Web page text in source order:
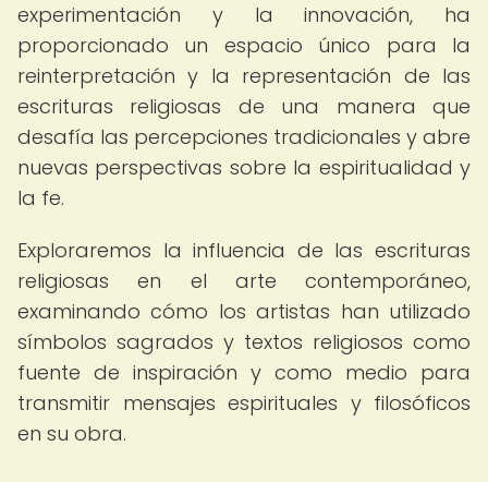
experimentación y la innovación, ha
proporcionado un espacio único para la
reinterpretación y la representación de las
escrituras religiosas de una manera que
desafía las percepciones tradicionales y abre
nuevas perspectivas sobre la espiritualidad y
la fe.
Exploraremos la influencia de las escrituras
religiosas en el arte contemporáneo,
examinando cómo los artistas han utilizado
símbolos sagrados y textos religiosos como
fuente de inspiración y como medio para
transmitir mensajes espirituales y filosóficos
en su obra.